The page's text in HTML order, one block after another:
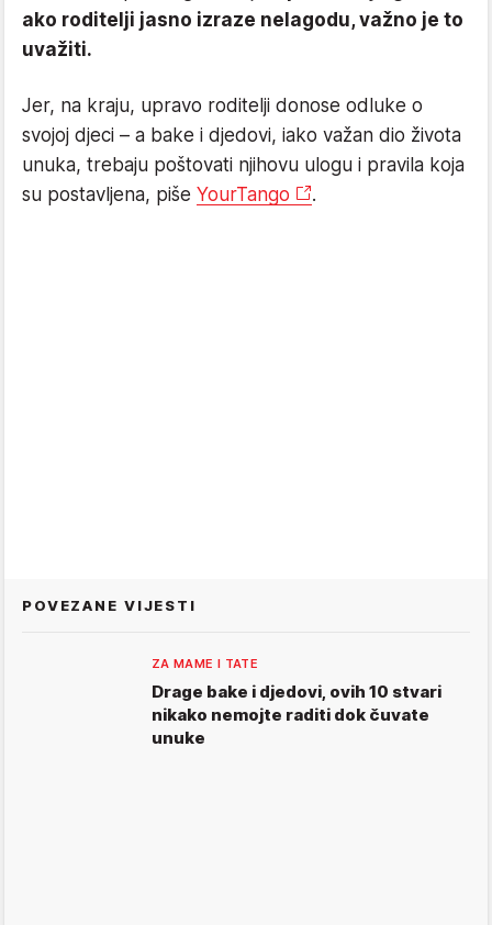
ako roditelji jasno izraze nelagodu, važno je to
uvažiti.
Jer, na kraju, upravo roditelji donose odluke o
svojoj djeci – a bake i djedovi, iako važan dio života
unuka, trebaju poštovati njihovu ulogu i pravila koja
su postavljena, piše YourTango .
POVEZANE VIJESTI
ZA MAME I TATE
Drage bake i djedovi, ovih 10 stvari
nikako nemojte raditi dok čuvate
unuke